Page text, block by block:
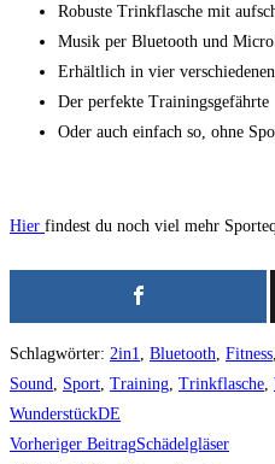
Robuste Trinkflasche mit
Musik per Bluetooth und
Erhältlich in vier
Der perfekte Trainingsgefährte
Oder auch einfach so, ohne
Hier findest du noch viel mehr
Schlagwörter: 2in1, Bluetooth, Fitness,
Sound, Sport, Training, Trinkflasche,
WunderstückDE
Weitere
Vorheriger BeitragSchädelgläser